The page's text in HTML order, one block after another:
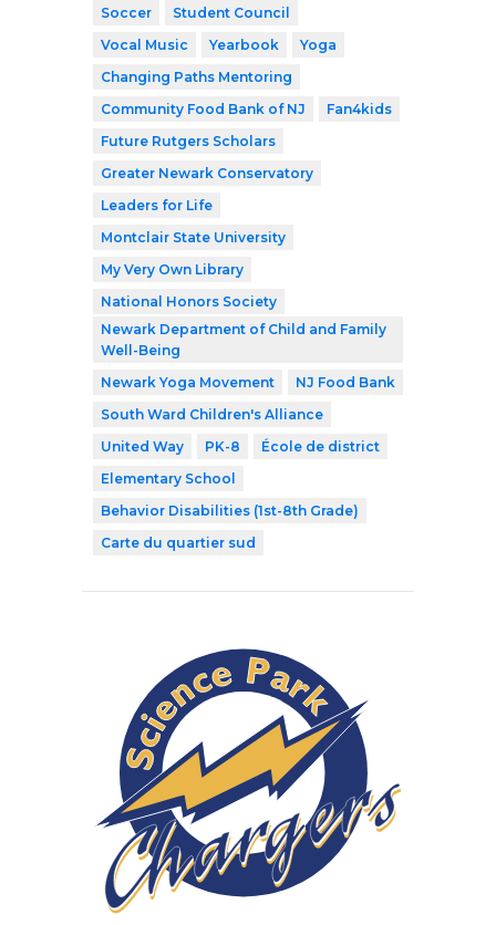
Soccer
Student Council
Vocal Music
Yearbook
Yoga
Changing Paths Mentoring
Community Food Bank of NJ
Fan4kids
Future Rutgers Scholars
Greater Newark Conservatory
Leaders for Life
Montclair State University
My Very Own Library
National Honors Society
Newark Department of Child and Family
Well-Being
Newark Yoga Movement
NJ Food Bank
South Ward Children's Alliance
United Way
PK-8
École de district
Elementary School
Behavior Disabilities (1st-8th Grade)
Carte du quartier sud